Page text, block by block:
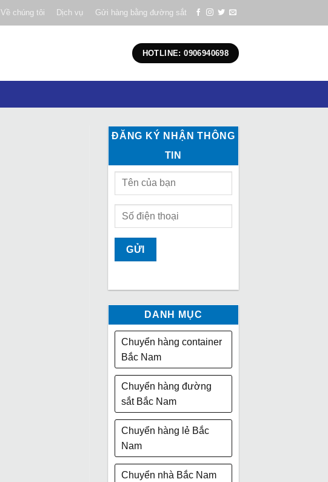
Về chúng tôi Dịch vụ Gửi hàng bằng đường sắt
HOTLINE: 0906940698
ĐĂNG KÝ NHẬN THÔNG
TIN
DANH MỤC
Chuyển hàng container
Bắc Nam
Chuyển hàng đường
sắt Bắc Nam
Chuyển hàng lẻ Bắc
Nam
Chuyển nhà Bắc Nam